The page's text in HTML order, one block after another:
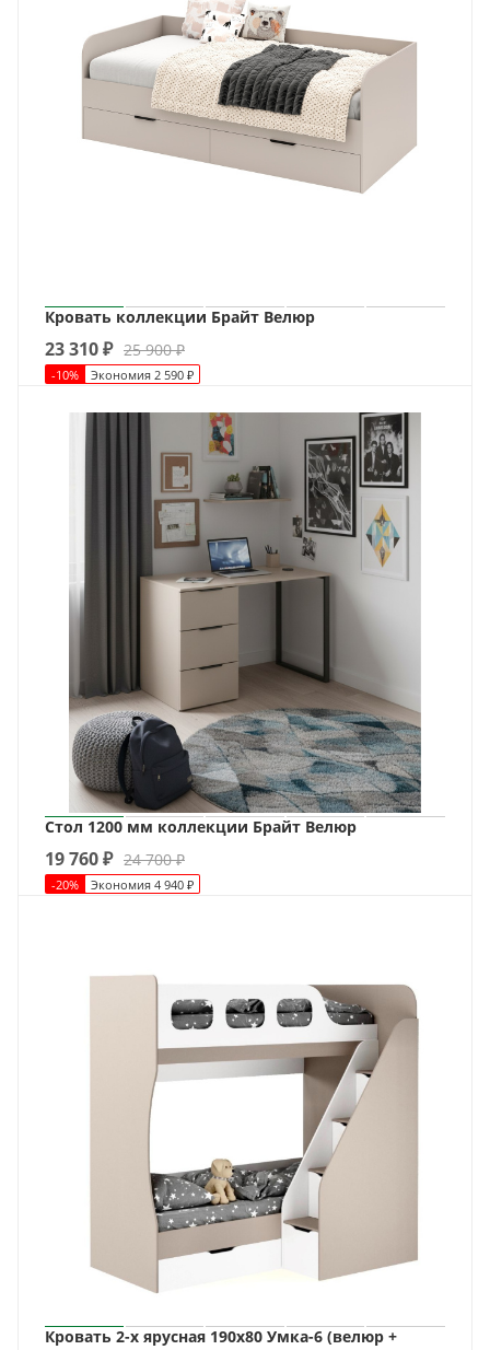
Кровать коллекции Брайт Велюр
23 310₽ 25 900₽
-10% Экономия 2 590 ₽
Стол 1200 мм коллекции Брайт Велюр
19 760₽ 24 700₽
-20% Экономия 4 940 ₽
Кровать 2-х ярусная 190х80 Умка-6 (велюр +